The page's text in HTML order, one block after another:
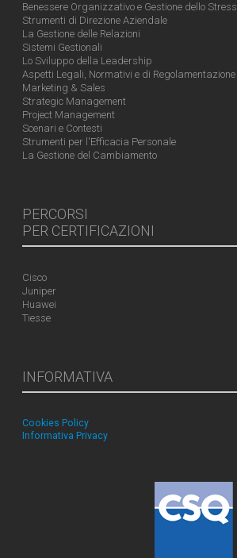
Benessere Organizzativo e Gestione dello Stress
Strumenti di Direzione Aziendale
La Gestione delle Relazioni
Sistemi Gestionali
Lo Sviluppo della Leadership
Aspetti Legali, Normativi e di Regolamentazione
Marketing & Sales
Strategic Management
Project Management
Scenari e Contesti
Strumenti per l'Efficacia Personale
La Gestione del Cambiamento
PERCORSI
PER CERTIFICAZIONI
Cisco
Juniper
Huawei
Tiesse
INFORMATIVA
Cookies Policy
Informativa Privacy